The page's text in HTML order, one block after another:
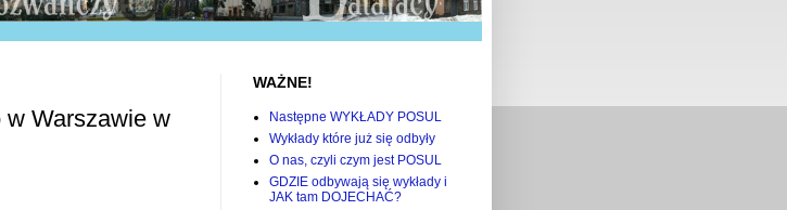
w Warszawie w
WAŻNE!
Następne WYKŁADY POSUL
Wykłady które już się odbyły
O nas, czyli czym jest POSUL
GDZIE odbywają się wykłady i
JAK tam DOJECHAĆ?